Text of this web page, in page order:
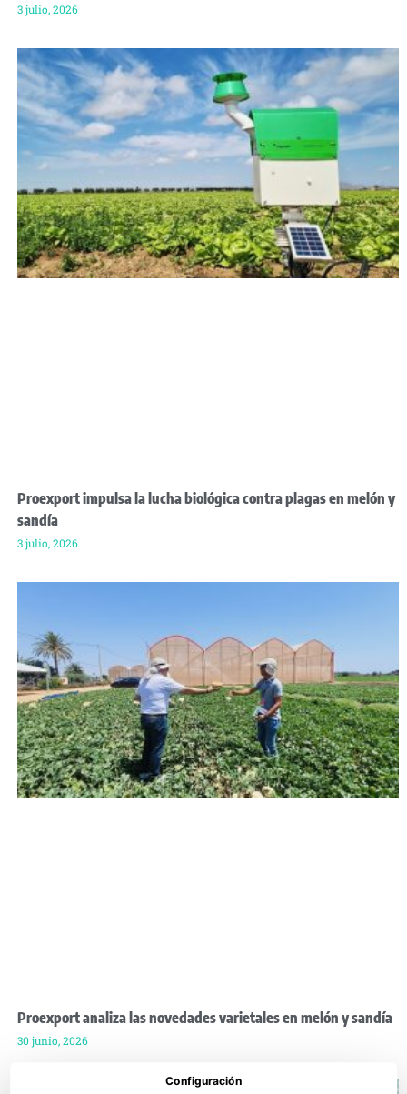
3 julio, 2026
Proexport impulsa la lucha biológica contra plagas en melón y
sandía
3 julio, 2026
Proexport analiza las novedades varietales en melón y sandía
30 junio, 2026
Configuración